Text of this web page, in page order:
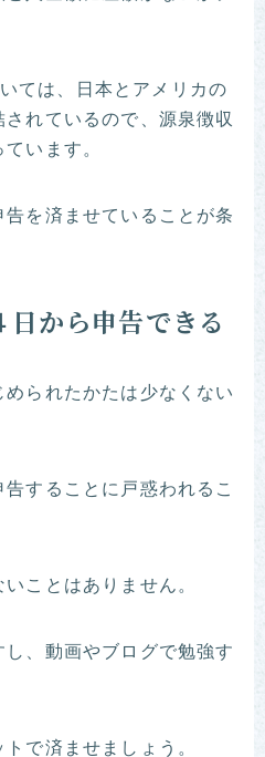
ては、日本とアメリカの
れているので、源泉徴収
います。
を済ませていることが条
から申告できる
られたかたは少なくない
することに戸惑われるこ
ことはありません。
、動画やブログで勉強す
で済ませましょう。